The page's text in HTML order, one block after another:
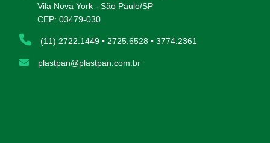
Vila Nova York - São Paulo/SP
CEP: 03479-030
(11) 2722.1449 • 2725.6528 • 3774.2361
plastpan@plastpan.com.br